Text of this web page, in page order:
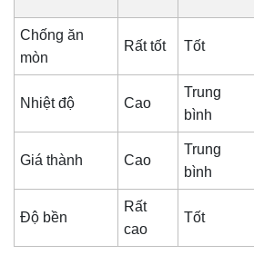
Chống ăn
mòn
Rất tốt Tốt
Nhiệt độ Cao
Trung
bình
Giá thành Cao
Trung
bình
Độ bền
Rất
cao
Tốt